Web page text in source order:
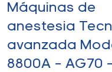
de
Tecnología
Modelo
– AG70 –